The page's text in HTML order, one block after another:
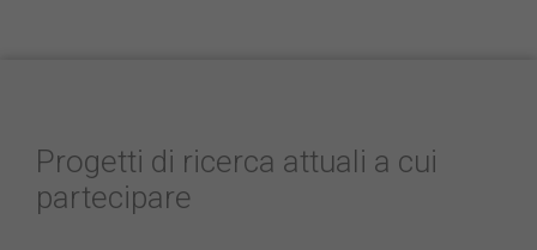
Progetti di ricerca attuali a cui
partecipare